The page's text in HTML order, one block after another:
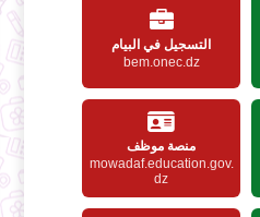
التسجيل في البيام
bem.onec.dz
منصة موظف
mowadaf.education.gov.
dz